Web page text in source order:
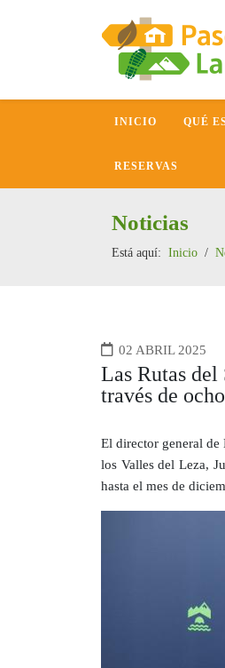
INICIO QUÉ
RESERVAS
Noticias
Está aquí: Inicio
02 ABRIL 2025
Las Rutas
través de
El director general de
los Valles del Leza,
hasta el mes de